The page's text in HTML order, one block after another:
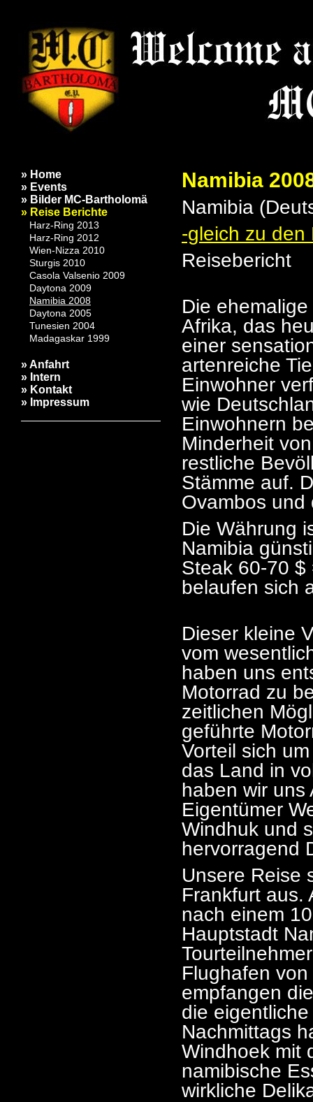
» Home
» Events
» Bilder MC-Bartholomä
» Reise Berichte
Harz-Ring 2013
Harz-Ring 2012
Wien-Nizza 2010
Sturgis 2010
Casola Valsenio 2009
Daytona 2009
Namibia 2008
Daytona 2005
Tunesien 2004
Madagaskar 1999
» Anfahrt
» Intern
» Kontakt
» Impressum
Namibia
Namibia
-gleich zu den
Reisebericht
Die
Afrika, das
einer
artenreiche
Einwohner
wie
Einwohnern
Minderheit
restliche
Stämme auf.
Ovambos und
Die Währung
Namibia
Steak 60-70
belaufen sich
Dieser kleine
vom
haben uns
Motorrad zu
zeitlichen
geführte
Vorteil sich
das Land in
haben wir uns
Eigentümer
Windhuk und
hervorragend
Unsere Reise
Frankfurt aus.
nach einem
Hauptstadt
Flughafen
empfangen
die
Nachmittags
Windhoek mit
namibische
wirkliche